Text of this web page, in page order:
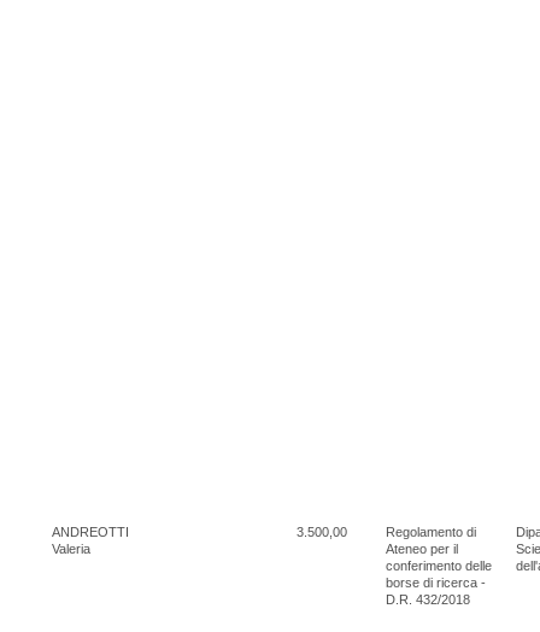
ANDREOTTI
Valeria
3.500,00
Regolamento di
Ateneo per il
conferimento delle
borse di ricerca -
D.R. 432/2018